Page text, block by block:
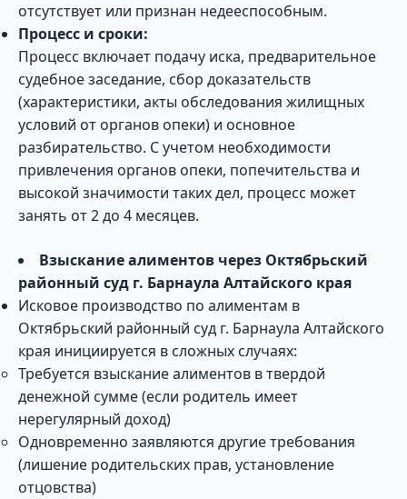
отсутствует или признан недееспособным.
Процесс и сроки:
Процесс включает подачу иска, предварительное
судебное заседание, сбор доказательств
(характеристики, акты обследования жилищных
условий от органов опеки) и основное
разбирательство. С учетом необходимости
привлечения органов опеки, попечительства и
высокой значимости таких дел, процесс может
занять от 2 до 4 месяцев.
Взыскание алиментов через Октябрьский
районный суд г. Барнаула Алтайского края
Исковое производство по алиментам в
Октябрьский районный суд г. Барнаула Алтайского
края инициируется в сложных случаях:
Требуется взыскание алиментов в твердой
денежной сумме (если родитель имеет
нерегулярный доход)
Одновременно заявляются другие требования
(лишение родительских прав, установление
отцовства)